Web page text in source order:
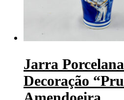
Jarra
Decoração